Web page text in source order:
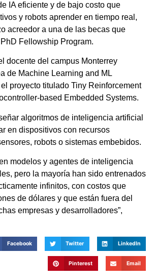
IA eficiente y de bajo costo que
y robots aprender en tiempo real,
acreedor a una de las becas que
Fellowship Program.
docente del campus Monterrey
de Machine Learning and ML
proyecto titulado Tiny Reinforcement
based Embedded Systems.
algoritmos de inteligencia artificial
en dispositivos con recursos
robots o sistemas embebidos.
modelos y agentes de inteligencia
pero la mayoría han sido entrenados
infinitos, con costos que
de dólares y que están fuera del
empresas y desarrolladores”,
Facebook Twitter LinkedIn
Pinterest Email